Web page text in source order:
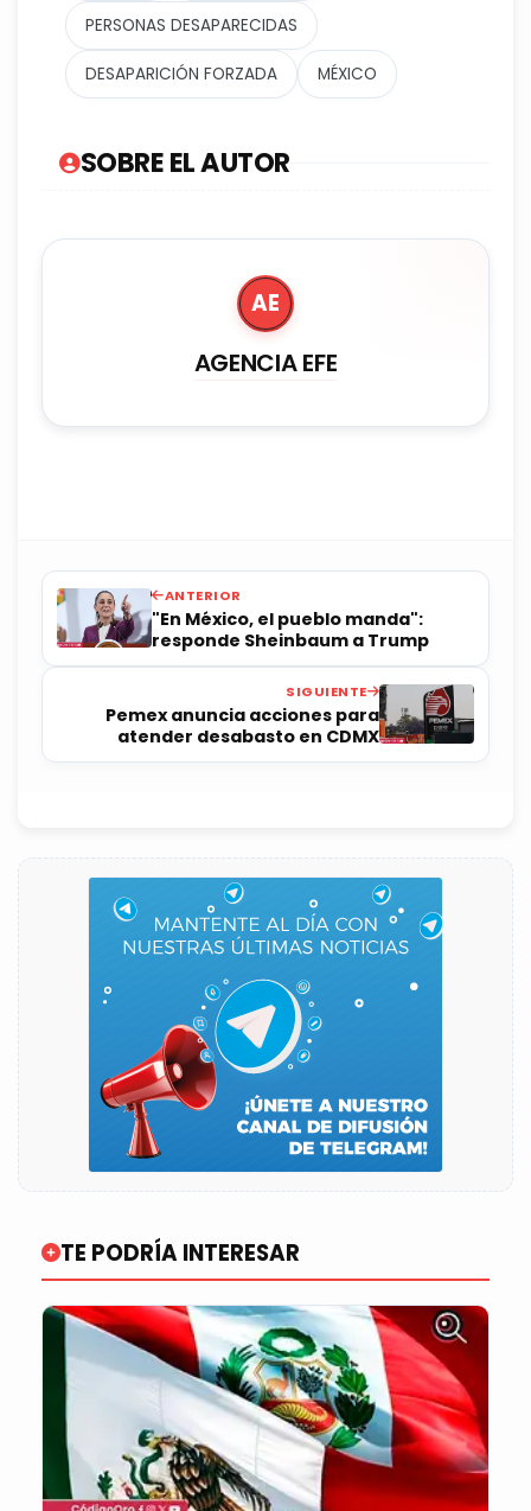
PERSONAS DESAPARECIDAS
DESAPARICIÓN FORZADA MÉXICO
SOBRE EL AUTOR
AE
AGENCIA EFE
ANTERIOR
"En México, el pueblo manda":
responde Sheinbaum a Trump
SIGUIENTE
Pemex anuncia acciones para
atender desabasto en CDMX
TE PODRÍA INTERESAR